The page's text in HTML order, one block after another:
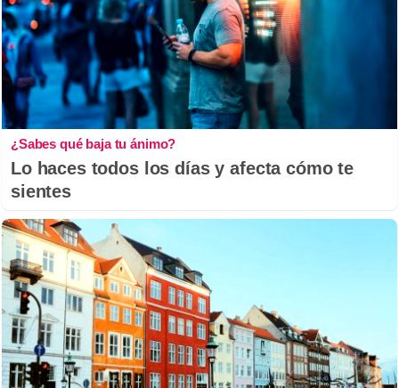
¿Sabes qué baja tu ánimo?
Lo haces todos los días y afecta cómo te
sientes